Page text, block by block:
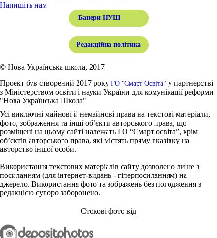
Напишіть нам
Банери НУШ
Редакційна політика
© Нова Українська школа, 2017
Проект був створений 2017 року ГО "Смарт Освіта" у партнерстві
з Міністерством освіти і науки України для комунікації реформи
"Нова Українська Школа"
Усі виключні майнові й немайнові права на текстові матеріали,
фото, зображення та інші об’єкти авторського права, що
розміщені на цьому сайті належать ГО “Смарт освіта”, крім
об’єктів авторського права, які містять пряму вказівку на
авторство іншої особи.
Використання текстових матеріалів сайту дозволено лише з
посиланням (для інтернет-видань - гіперпосиланням) на
джерело. Використання фото та зображень без погодження з
редакцією суворо заборонено.
Стокові фото від